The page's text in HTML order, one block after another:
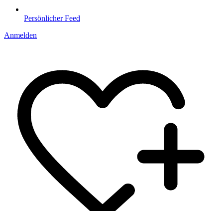
Persönlicher Feed
Anmelden